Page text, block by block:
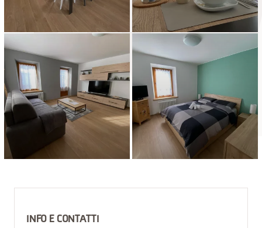
INFO E CONTATTI